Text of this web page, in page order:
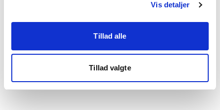
Vis detaljer
Tillad alle
Tillad valgte